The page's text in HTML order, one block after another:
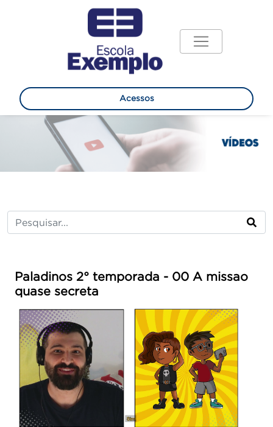
Acessos
Paladinos 2° temporada - 00 A missao
quase secreta